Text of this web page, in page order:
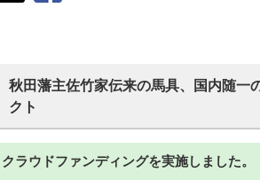
秋田藩主佐竹家伝来の馬具、国内随一
クト
クラウドファンディングを実施しました。